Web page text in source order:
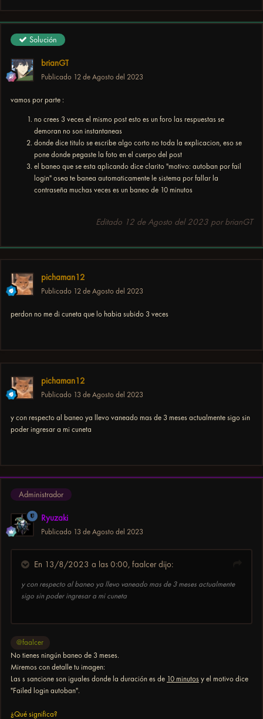
Solución
brianGT
Publicado 12 de Agosto del 2023
vamos por parte :
no crees 3 veces el mismo post esto es un foro las respuestas se
demoran no son instantaneas
donde dice titulo se escribe algo corto no toda la explicacion, eso se
pone donde pegaste la foto en el cuerpo del post
el baneo que se esta aplicando dice clarito "motivo: autoban por fail
login" osea te banea automaticamente le sistema por fallar la
contraseña muchas veces es un baneo de 10 minutos
Editado 12 de Agosto del 2023 por brianGT
pichaman12
Publicado 12 de Agosto del 2023
perdon no me di cuneta que lo habia subido 3 veces
pichaman12
Publicado 13 de Agosto del 2023
y con respecto al baneo ya llevo vaneado mas de 3 meses actualmente sigo sin
poder ingresar a mi cuneta
Administrador
Ryuzaki
Publicado 13 de Agosto del 2023
En 13/8/2023 a las 0:00, faalcerdijo:
y con respecto al baneo ya llevo vaneado mas de 3 meses actualmente
sigo sin poder ingresar a mi cuneta
@faalcer
No tienes ningún baneo de 3 meses.
Miremos con detalle tu imagen:
Las s sancione son iguales donde la duración es de 10 minutos y el motivo dice
"Failed login autoban".
¿Qué significa?